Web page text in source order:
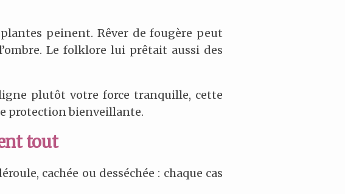
peinent. Rêver de fougère peut
Le folklore lui prêtait aussi des
plutôt votre force tranquille, cette
protection bienveillante.
tout
cachée ou desséchée : chaque cas